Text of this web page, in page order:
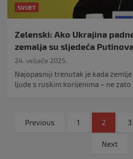
SVIJET
Zelenski: Ako Ukrajina
zemalja su sljedeća
24. veljače 2025.
Najopasniji trenutak je kada
ljude s ruskim korijenima – ne
Navigacija
Previous 1 2 3
Next